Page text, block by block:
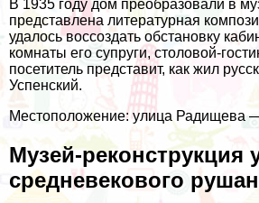
В 1935 году дом преобразовали в
представлена литературная
удалось воссоздать обстановку
комнаты его супруги, столовой-
посетитель представит, как жил
Успенский.
Местоположение: улица Радищева
Музей-реконструкция
средневекового